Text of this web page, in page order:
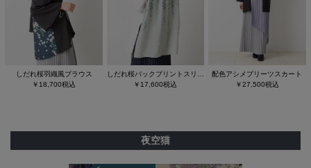
しだれ桜羽織風ブラウス
￥18,700税込
￥17,600税込
配色アシメプリーツスカート
￥27,500税込
夜空猫